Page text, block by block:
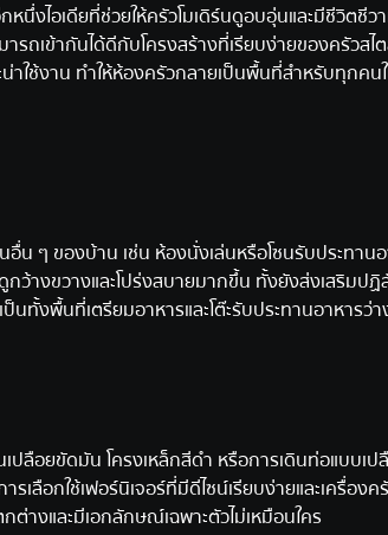
งไอเดียที่ช่วยให้ครัวโมเดิร์นดูอบอุ่นและมีชีวิตชีว
ถเข้ากันได้ดีกับโครงสร้างที่เรียบง่ายของครัวสไ
าใช้งาน ทำให้ห้องครัวกลายเป็นพื้นที่สำหรับทุกคน
น ๆ ของบ้าน เช่น ห้องนั่งเล่นหรือโซนรับประทาน
ว้างขวางและโปร่งสบายมากขึ้น ทั้งยังส่งเสริมป
ทั้งพื้นที่เตรียมอาหารและโต๊ะรับประทานอาหารว่า
อยขัดมัน โครงเหล็กสีดำ หรือการเดินท่อแบบเป
ลือกใช้เฟอร์นิเจอร์ที่มีดีไซน์เรียบง่ายและเครื่องค
ต่างและมีเอกลักษณ์เฉพาะตัวไม่เหมือนใคร